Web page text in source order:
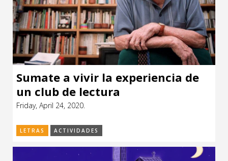
Sumate a vivir la experiencia de
un club de lectura
Friday, April 24, 2020.
LETRAS ACTIVIDADES